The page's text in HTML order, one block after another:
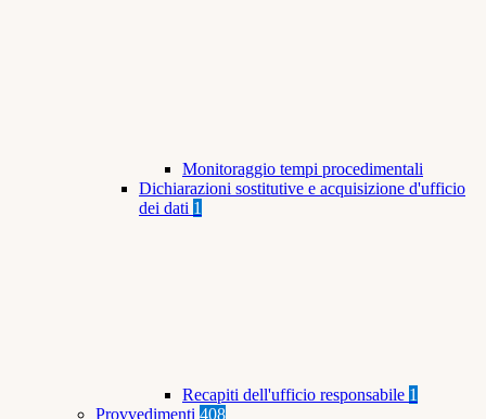
Monitoraggio tempi procedimentali
Dichiarazioni sostitutive e acquisizione d'ufficio
dei dati 1
Recapiti dell'ufficio responsabile 1
Provvedimenti 408